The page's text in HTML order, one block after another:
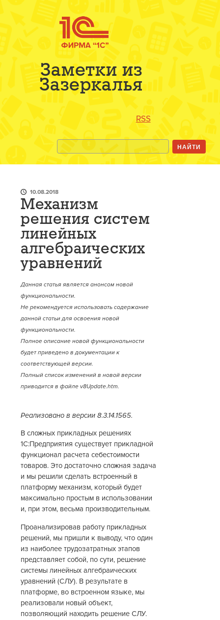
Заметки из
Зазеркалья
RSS
10.08.2018
Механизм
решения систем
линейных
алгебраических
уравнений
Данная статья является анонсом новой
функциональности.
Не рекомендуется использовать содержание
данной статьи для освоения новой
функциональности.
Полное описание новой функциональности
будет приведено в документации к
соответствующей версии.
Полный список изменений в новой версии
приводится в файле v8Update.htm.
Реализовано в версии 8.3.14.1565.
В сложных прикладных решениях
1С:Предприятия существует прикладной
функционал расчета себестоимости
товаров. Это достаточно сложная задача
и мы решили сделать встроенный в
платформу механизм, который будет
максимально простым в использовании
и, при этом, весьма производительным.
Проанализировав работу прикладных
решений, мы пришли к выводу, что один
из наиболее трудозатратных этапов
представляет собой, по сути, решение
системы линейных алгебраических
уравнений (СЛУ). В результате в
платформе, во встроенном языке, мы
реализовали новый объект,
позволяющий находить решение СЛУ.